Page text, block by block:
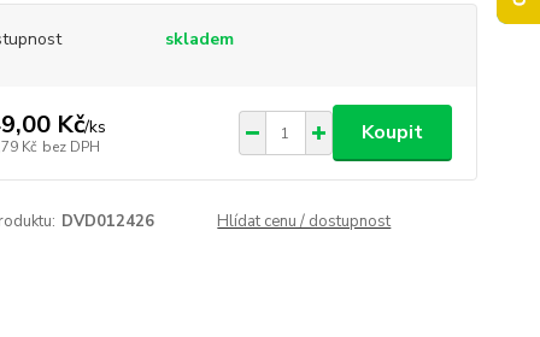
skladem
Kč/ks
Kč bez DPH
Koupit
DVD012426 Hlídat cenu / dostupnost